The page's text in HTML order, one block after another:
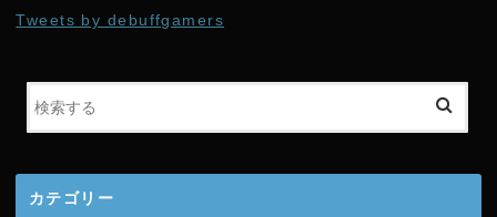
e
r
Tweets by debuffgamers
カテゴリー